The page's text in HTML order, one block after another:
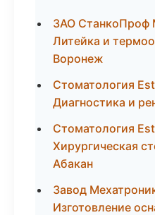
ЗАО СтанкоПроф
Литейка и
Воронеж
Стоматология
Диагностика и
Стоматология
Хирургическая
Абакан
Завод
Изготовление